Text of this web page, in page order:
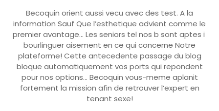
Becoquin orient aussi vecu avec des test. A la
information Sauf Que l’esthetique advient comme le
premier avantage… Les seniors tel nos b sont aptes i
bourlinguer aisement en ce qui concerne Notre
plateforme! Cette antecedente passage du blog
bloque automatiquement vos ports qui repondent
pour nos options… Becoquin vous-meme aplanit
fortement la mission afin de retrouver l’expert en
tenant sexe!